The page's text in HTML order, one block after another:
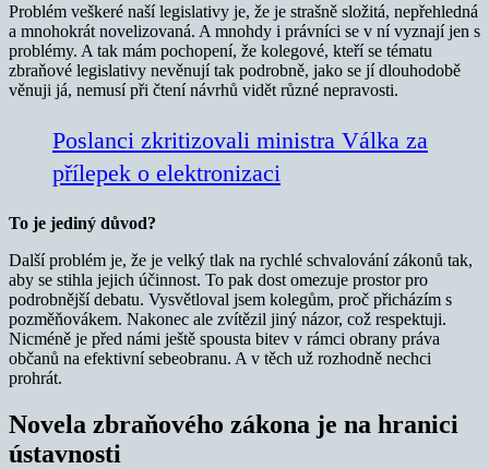
Problém veškeré naší legislativy je, že je strašně složitá, nepřehledná
a mnohokrát novelizovaná. A mnohdy i právníci se v ní vyznají jen s
problémy. A tak mám pochopení, že kolegové, kteří se tématu
zbraňové legislativy nevěnují tak podrobně, jako se jí dlouhodobě
věnuji já, nemusí při čtení návrhů vidět různé nepravosti.
Poslanci zkritizovali ministra Válka za
přílepek o elektronizaci
To je jediný důvod?
Další problém je, že je velký tlak na rychlé schvalování zákonů tak,
aby se stihla jejich účinnost. To pak dost omezuje prostor pro
podrobnější debatu. Vysvětloval jsem kolegům, proč přicházím s
pozměňovákem. Nakonec ale zvítězil jiný názor, což respektuji.
Nicméně je před námi ještě spousta bitev v rámci obrany práva
občanů na efektivní sebeobranu. A v těch už rozhodně nechci
prohrát.
Novela zbraňového zákona je na hranici
ústavnosti